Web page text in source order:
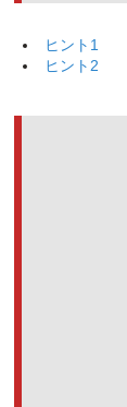
ヒント1
ヒント2